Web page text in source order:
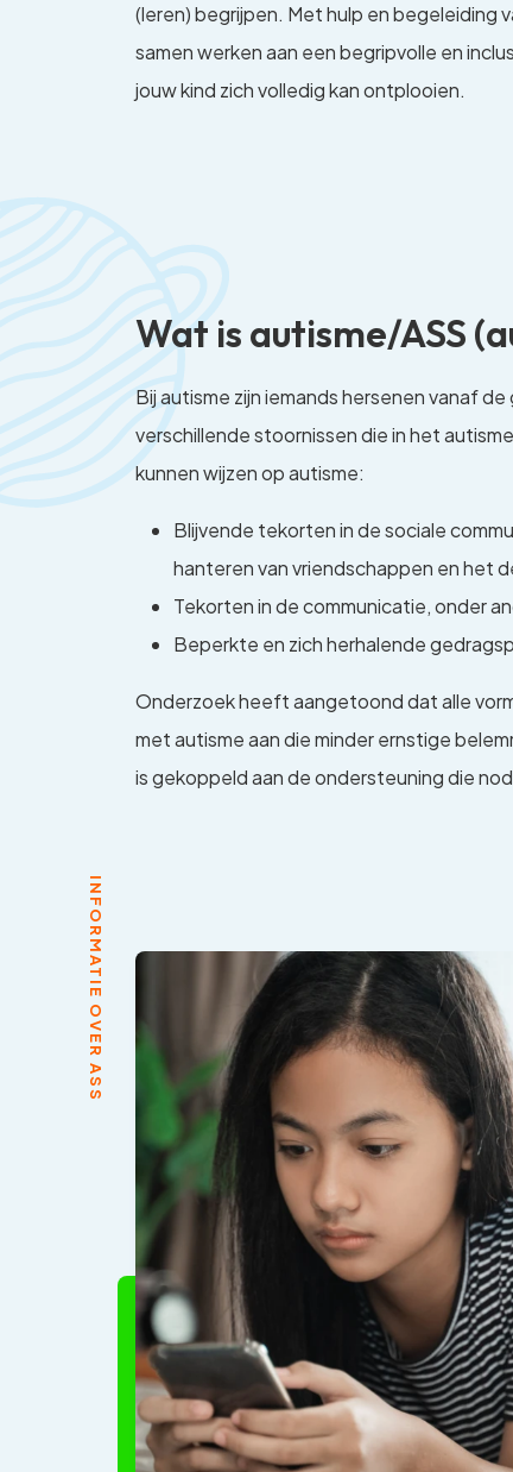
(leren) begrijpen. Met hulp en begeleiding
samen werken aan een begripvolle en
jouw kind zich volledig kan ontplooien.
Wat is autisme/ASS
Bij autisme zijn iemands hersenen vanaf
verschillende stoornissen die in het
kunnen wijzen op autisme:
Blijvende tekorten in de sociale
hanteren van vriendschappen en het
Tekorten in de communicatie, onder
Beperkte en zich herhalende
Onderzoek heeft aangetoond dat alle
met autisme aan die minder ernstige
is gekoppeld aan de ondersteuning die
INFORMATIE OVER ASS